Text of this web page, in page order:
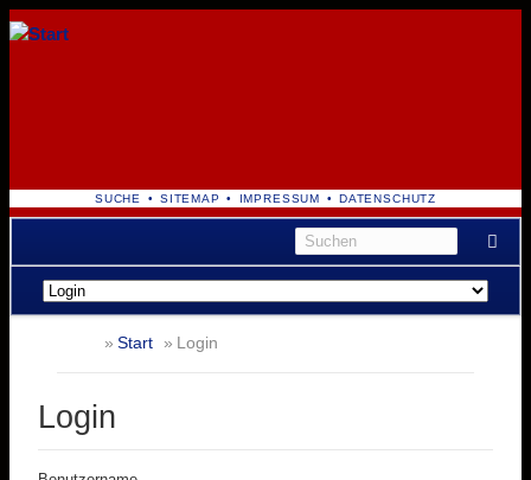
NAVIGATION
ÜBERSPRINGEN
SUCHE SITEMAP IMPRESSUM DATENSCHUTZ
Navigation
überspringen
Start Login
Login